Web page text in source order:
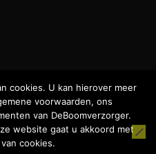
maken
cookies. U kan hierover meer
voorwaarden, ons
van DeBoomverzorger.
website gaat u akkoord met
cookies.